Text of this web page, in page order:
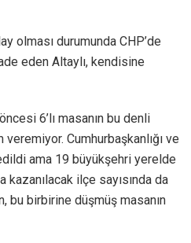
olması durumunda CHP’de
eden Altaylı, kendisine
6’lı masanın bu denli
Cumhurbaşkanlığı ve
ama 19 büyükşehri yerelde
kazanılacak ilçe sayısında da
bu birbirine düşmüş masanın